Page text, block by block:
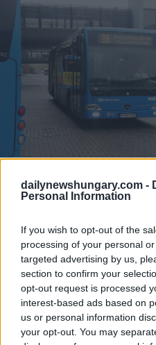
dailynewshungary.com -
Personal Information
If you wish to opt-out of the
processing of your personal
targeted advertising by us,
section to confirm your
opt-out request is processed
interest-based ads based on
us or personal information
your opt-out. You may
Commons
In den Zusammenstoß verwickelte
Die Budapester Verkehrsbetriebe
24.hu, dass eines ihrer Fahrzeuge
war. Nach Angaben des
Linie 98 mit dem Fußgänger
Das Unternehmen fügte jedoch
Lage ist, weitere Einzelheiten zu